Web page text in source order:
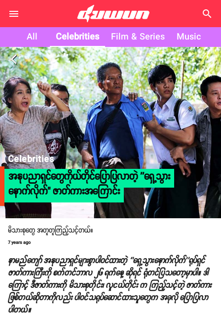
search
All Celebrities Film & Series Music
arrow_back_ios
Celebrities
အနုပညာရှင်တွေကိုယ်တိုင်ပြောပြလာတဲ့ ''ရှေ့သွား
နောက်လိုက်" ဇာတ်ကားအကြောင်း
မိသားစုတွေ အတူတူကြည့်သင့်တယ်။
7 years ago
နာမည်ကျော် အနုပညာရှင်များစွာပါဝင်ထားတဲ့ ‘’ရှေ့သွားနောက်လိုက်’’ရုပ်ရှင်
ဇာတ်ကားကြီးကို စက်တင်ဘာလ ၂၆ ရက်နေ့ ဆိုရင် ရုံတင်ပြသတော့မှာပါ။ ဒါ
ကြောင့် ဒီဇာတ်ကားကို မိသားစုတိုင်း၊ လူငယ်တိုင်း က ကြည့်သင့်တဲ့ ဇာတ်ကား
ဖြစ်တယ်ဆိုတာကိုလည်း ပါဝင်သရုပ်ဆောင်ထားသူတွေက အခုလို ပြောပြလာ
ပါတယ်။